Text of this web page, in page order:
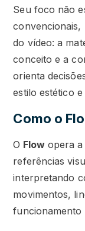
Seu foco não
convencionais,
do vídeo: a
conceito e a
orienta
estilo estético
Como o
O Flowopera a
referências
interpretando
movimentos,
funcionamento